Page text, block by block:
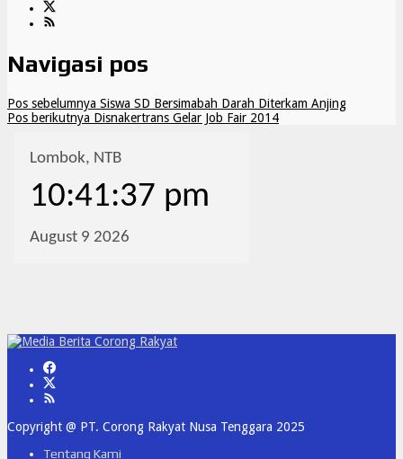
Navigasi pos
Pos sebelumnya Siswa SD Bersimabah Darah Diterkam Anjing
Pos berikutnya Disnakertrans Gelar Job Fair 2014
Copyright @ PT. Corong Rakyat Nusa Tenggara 2025
Tentang Kami